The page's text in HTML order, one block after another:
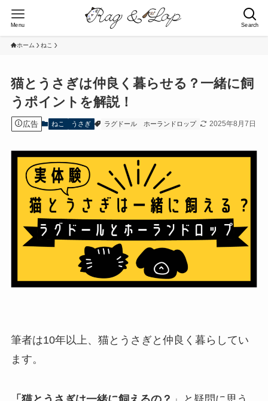
Search
Menu
ホーム ねこ
猫とうさぎは仲良く暮らせる？一緒に飼
うポイントを解説！
広告 ねこ うさぎ ラグドール ホーランドロップ 2025年8月7日
筆者は10年以上、猫とうさぎと仲良く暮らしてい
ます。